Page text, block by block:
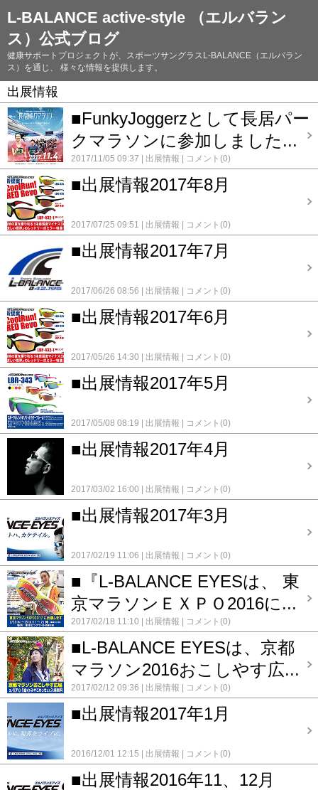
L-BALANCE active-style （エルバラン
ス）公式ブログ
健康サポートプロジェクトが、スポーツサングラスL-BALANCE（エルバラン
ス）を通じ、 様々な情報を提供します。
出展情報
■FunkyJoggerzとして長居パー
クマラソンに参加しました...
2017/11/05 09:37 出展情報 コメント(0)
■出展情報2017年8月
2017/07/25 09:51 出展情報 コメント(0)
■出展情報2017年7月
2017/06/26 08:56 出展情報 コメント(0)
■出展情報2017年6月
2017/05/26 14:30 出展情報 コメント(0)
■出展情報2017年5月
2017/05/08 08:19 出展情報 コメント(0)
■出展情報2017年4月
2017/03/02 16:00 出展情報 コメント(0)
■出展情報2017年3月
2017/02/19 11:06 出展情報 コメント(0)
■『L-BALANCE EYESは、 東
京マラソンＥＸＰＯ2016に...
2017/02/18 11:10 出展情報 コメント(0)
■L-BALANCE EYESは、京都
マラソン2016おこしやす広...
2017/02/12 09:36 出展情報 コメント(0)
■出展情報2017年1月
2016/12/01 12:15 出展情報 コメント(0)
■出展情報2016年11、12月